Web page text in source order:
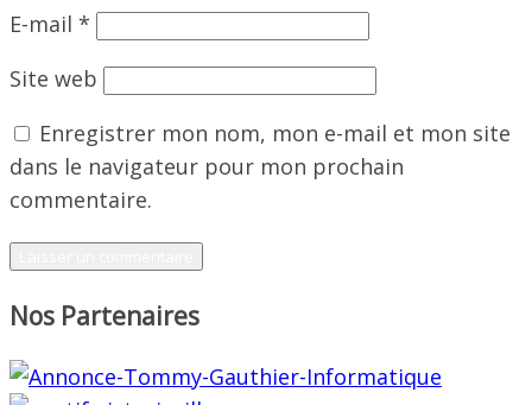
E-mail *
Site web
Enregistrer mon nom, mon e-mail et mon site
dans le navigateur pour mon prochain
commentaire.
Nos Partenaires